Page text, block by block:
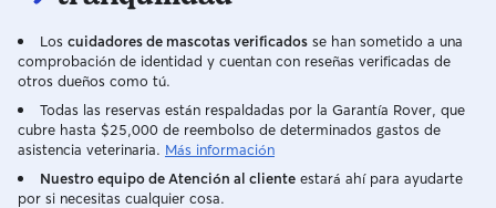
Los cuidadores de mascotas verificados se han sometido a una
comprobación de identidad y cuentan con reseñas verificadas de
otros dueños como tú.
Todas las reservas están respaldadas por la Garantía Rover, que
cubre hasta $25,000 de reembolso de determinados gastos de
asistencia veterinaria. Más información
Nuestro equipo de Atención al cliente estará ahí para ayudarte
por si necesitas cualquier cosa.